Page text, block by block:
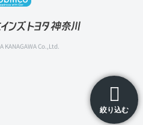
絞り込む
KANAGAWA Co.,Ltd.